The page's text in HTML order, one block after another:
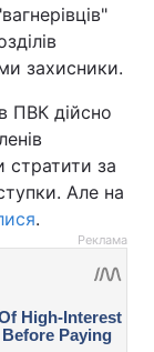
захисники.
ПВК дійсно
стратити за
Але на
.
Реклама